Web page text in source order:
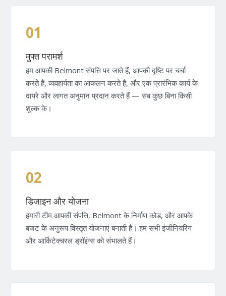
01
मुफ्त परामर्श
हम आपकी Belmont संपत्ति पर जाते हैं, आपकी दृष्टि पर चर्चा
करते हैं, व्यवहार्यता का आकलन करते हैं, और एक प्रारंभिक कार्य के
दायरे और लागत अनुमान प्रदान करते हैं — सब कुछ बिना किसी
शुल्क के।
02
डिजाइन और योजना
हमारी टीम आपकी संपत्ति, Belmont के निर्माण कोड, और आपके
बजट के अनुरूप विस्तृत योजनाएं बनाती है। हम सभी इंजीनियरिंग
और आर्किटेक्चरल ड्रॉइंग्स को संभालते हैं।